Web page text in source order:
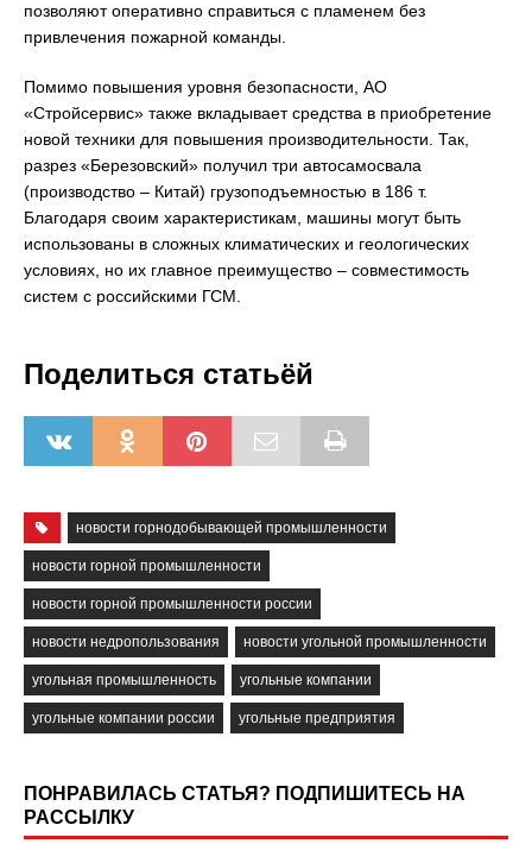
позволяют оперативно справиться с пламенем без
привлечения пожарной команды.
Помимо повышения уровня безопасности, АО
«Стройсервис» также вкладывает средства в приобретение
новой техники для повышения производительности. Так,
разрез «Березовский» получил три автосамосвала
(производство – Китай) грузоподъемностью в 186 т.
Благодаря своим характеристикам, машины могут быть
использованы в сложных климатических и геологических
условиях, но их главное преимущество – совместимость
систем с российскими ГСМ.
Поделиться статьёй
новости горнодобывающей промышленности
новости горной промышленности
новости горной промышленности россии
новости недропользования новости угольной промышленности
угольная промышленность угольные компании
угольные компании россии угольные предприятия
ПОНРАВИЛАСЬ СТАТЬЯ? ПОДПИШИТЕСЬ НА
РАССЫЛКУ